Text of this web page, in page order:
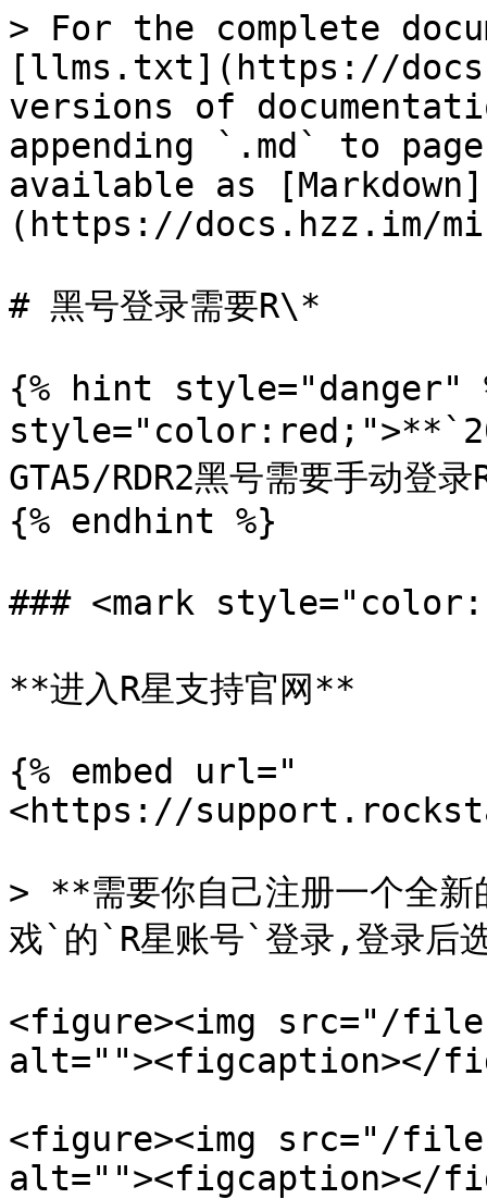
> For the complete
[llms.txt](https://
versions of
appending `.md` to
available as [Markdown]
(https://docs.hzz.im/
# 黑号登录需要R\*
{% hint style="danger"
GTA5/RDR2黑号需要手动登
{% endhint %}
### <mark
**进入R星支持官网**
{% embed url="
<https://
> **需要你自己注册一个全
戏`的`R星账号`登录,登录后
<figure><img src="/files/
alt=""><figcaption></
<figure><img src="/files/
alt=""><figcaption></